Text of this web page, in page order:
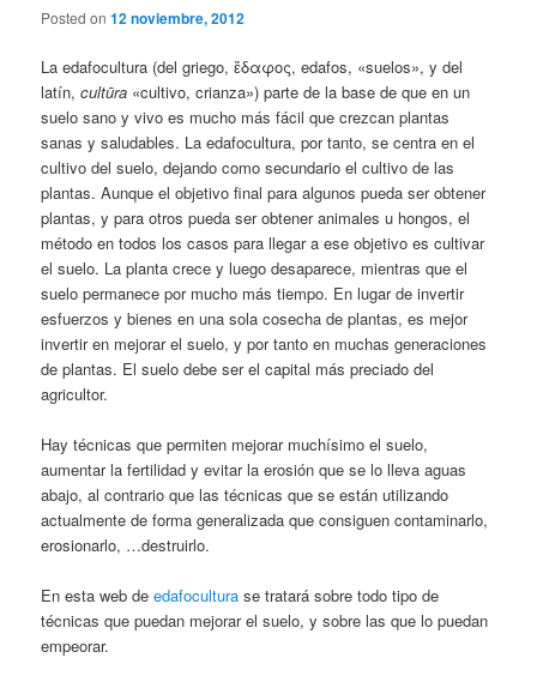
Posted on12 noviembre, 2012
La edafocultura (del griego, ἔδαφος, edafos, «suelos», y del
latín,cultūra «cultivo, crianza») parte de la base de que en un
suelo sano y vivo es mucho más fácil que crezcan plantas
sanas y saludables. La edafocultura, por tanto, se centra en el
cultivo del suelo, dejando como secundario el cultivo de las
plantas. Aunque el objetivo final para algunos pueda ser obtener
plantas, y para otros pueda ser obtener animales u hongos, el
método en todos los casos para llegar a ese objetivo es cultivar
el suelo. La planta crece y luego desaparece, mientras que el
suelo permanece por mucho más tiempo. En lugar de invertir
esfuerzos y bienes en una sola cosecha de plantas, es mejor
invertir en mejorar el suelo, y por tanto en muchas generaciones
de plantas. El suelo debe ser el capital más preciado del
agricultor.
Hay técnicas que permiten mejorar muchísimo el suelo,
aumentar la fertilidad y evitar la erosión que se lo lleva aguas
abajo, al contrario que las técnicas que se están utilizando
actualmente de forma generalizada que consiguen contaminarlo,
erosionarlo, …destruirlo.
En esta web deedafocultura se tratará sobre todo tipo de
técnicas que puedan mejorar el suelo, y sobre las que lo puedan
empeorar.